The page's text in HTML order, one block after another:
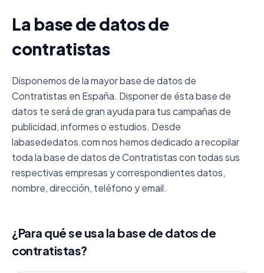
La base de datos de
contratistas
Disponemos de la mayor base de datos de
Contratistas en España. Disponer de ésta base de
datos te será de gran ayuda para tus campañas de
publicidad, informes o estudios. Desde
labasededatos.com nos hemos dedicado a recopilar
toda la base de datos de Contratistas con todas sus
respectivas empresas y correspondientes datos,
nombre, dirección, teléfono y email.
¿Para qué se usa la base de datos de
contratistas?